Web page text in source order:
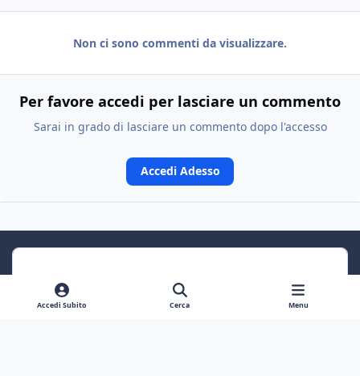
Non ci sono commenti da visualizzare.
Per favore accedi per lasciare un commento
Sarai in grado di lasciare un commento dopo l'accesso
Accedi Adesso
Accedi Subito Cerca Menu